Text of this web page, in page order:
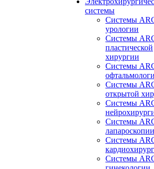
системы
Системы
урологии
Системы
пластической
хирургии
Системы
Системы
открытой
Системы
Системы
лапароскопии
Системы
Системы